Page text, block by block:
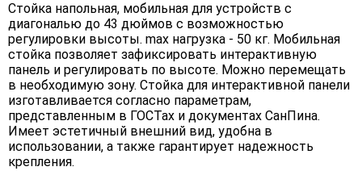
Стойка напольная, мобильная для устройств с
диагональю до 43 дюймов с возможностью
регулировки высоты. max нагрузка - 50 кг. Мобильная
стойка позволяет зафиксировать интерактивную
панель и регулировать по высоте. Можно перемещать
в необходимую зону. Стойка для интерактивной панели
изготавливается согласно параметрам,
представленным в ГОСТах и документах СанПина.
Имеет эстетичный внешний вид, удобна в
использовании, а также гарантирует надежность
крепления.